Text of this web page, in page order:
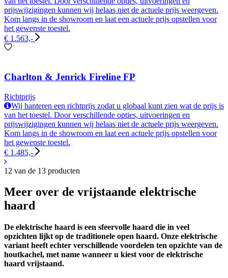
prijswijzigingen kunnen wij helaas niet de actuele prijs weergeven.
Kom langs in de showroom en laat een actuele prijs opstellen voor
het gewenste toestel.
€ 1.563,-
Charlton & Jenrick Fireline FP
Richtprijs
Wij hanteren een richtprijs zodat u globaal kunt zien wat de prijs is
van het toestel. Door verschillende opties, uitvoeringen en
prijswijzigingen kunnen wij helaas niet de actuele prijs weergeven.
Kom langs in de showroom en laat een actuele prijs opstellen voor
het gewenste toestel.
€ 1.485,-
12 van de 13 producten
Meer over de vrijstaande elektrische
haard
De elektrische haard is een sfeervolle haard die in veel
opzichten lijkt op de traditionele open haard. Onze elektrische
variant heeft echter verschillende voordelen ten opzichte van de
houtkachel, met name wanneer u kiest voor de elektrische
haard vrijstaand.